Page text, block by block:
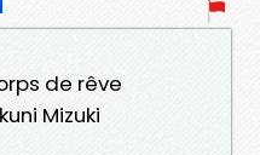
de rêve
Mizuki